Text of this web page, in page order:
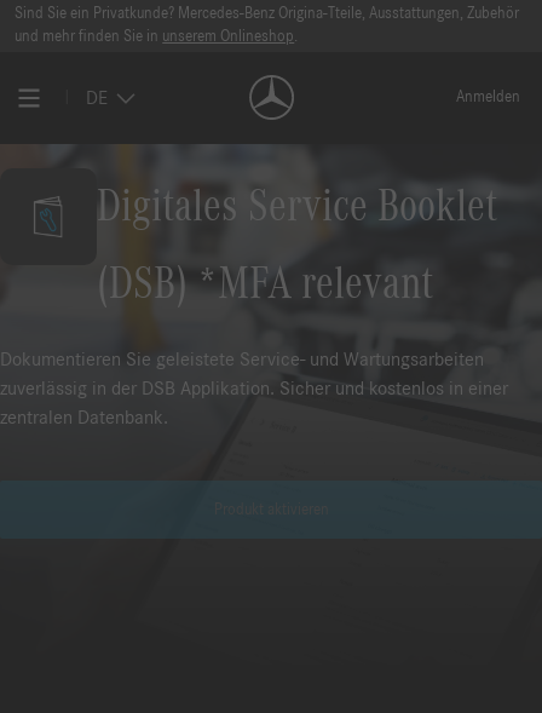
Sind Sie ein Privatkunde? Mercedes-Benz Origina-Tteile, Ausstattungen, Zubehör
und mehr finden Sie in unserem Onlineshop.
DE Anmelden
Digitales Service Booklet
(DSB) *MFA relevant
Dokumentieren Sie geleistete Service- und Wartungsarbeiten
zuverlässig in der DSB Applikation. Sicher und kostenlos in einer
zentralen Datenbank.